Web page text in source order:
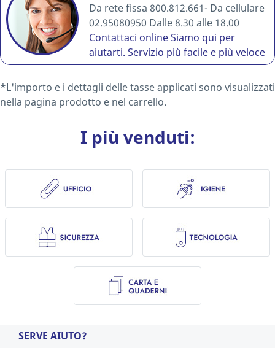
Da rete fissa 800.812.661- Da cellulare
02.95080950 Dalle 8.30 alle 18.00
Contattaci onlineSiamo qui per
aiutarti. Servizio più facile e più veloce
*L'importo e i dettagli delle tasse applicati sono visualizzati
nella pagina prodotto e nel carrello.
I più venduti:
SERVE AIUTO?